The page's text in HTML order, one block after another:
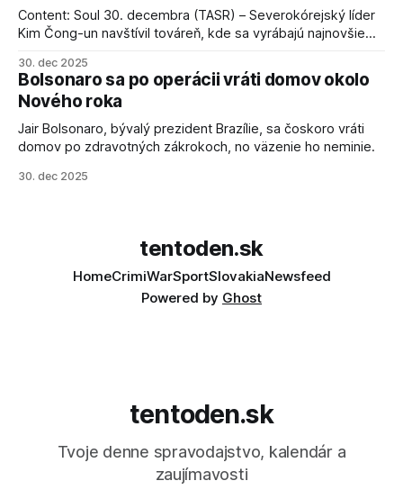
Content: Soul 30. decembra (TASR) – Severokórejský líder
Kim Čong-un navštívil továreň, kde sa vyrábajú najnovšie
schopnosti. Informovali o tom štátne médiá KĽDR, na ktoré
sa odvoláva agentúra AFP.
30. dec 2025
Bolsonaro sa po operácii vráti domov okolo
Nového roka
Jair Bolsonaro, bývalý prezident Brazílie, sa čoskoro vráti
domov po zdravotných zákrokoch, no väzenie ho neminie.
30. dec 2025
tentoden.sk
HomeCrimiWarSportSlovakiaNewsfeed
Powered by Ghost
tentoden.sk
Tvoje denne spravodajstvo, kalendár a
zaujímavosti